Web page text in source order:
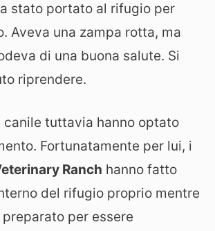
stato portato al rifugio per
Aveva una zampa rotta, ma
di una buona salute. Si
riprendere.
canile tuttavia hanno optato
Fortunatamente per lui, i
Ranch hanno fatto
del rifugio proprio mentre
per essere